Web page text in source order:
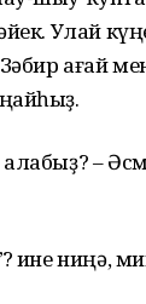
Улай
ағай
–
Һине ниңә,